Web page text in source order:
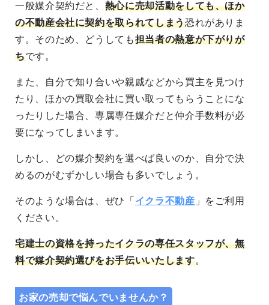
一般媒介契約だと、 熱心に売却活動をしても、ほか
の不動産会社に契約を取られてしまう恐れがありま
す。そのため、どうしても担当者の熱意が下がりが
ちです。
また、自分で知り合いや親戚などから買主を見つけ
たり、ほかの買取会社に買い取ってもらうことにな
ったりした場合、専属専任媒介だと仲介手数料が必
要になってしまいます。
しかし、どの媒介契約を選べば良いのか、自分で決
めるのがむずかしい場合も多いでしょう。
そのような場合は、ぜひ「 イクラ不動産 」をご利用
ください。
宅建士の資格を持ったイクラの専任スタッフが、無
料で媒介契約選びをお手伝いいたします。
お家の売却で悩んでいませんか？